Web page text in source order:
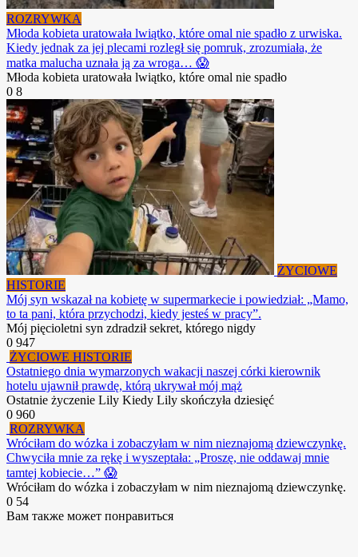
ROZRYWKA
Młoda kobieta uratowała lwiątko, które omal nie spadło z urwiska.
Kiedy jednak za jej plecami rozległ się pomruk, zrozumiała, że
matka malucha uznała ją za wroga… 😱
Młoda kobieta uratowała lwiątko, które omal nie spadło
0 8
ŻYCIOWE
HISTORIE
Mój syn wskazał na kobietę w supermarkecie i powiedział: „Mamo,
to ta pani, która przychodzi, kiedy jesteś w pracy”.
Mój pięcioletni syn zdradził sekret, którego nigdy
0 947
ŻYCIOWE HISTORIE
Ostatniego dnia wymarzonych wakacji naszej córki kierownik
hotelu ujawnił prawdę, którą ukrywał mój mąż
Ostatnie życzenie Lily Kiedy Lily skończyła dziesięć
0 960
ROZRYWKA
Wróciłam do wózka i zobaczyłam w nim nieznajomą dziewczynkę.
Chwyciła mnie za rękę i wyszeptała: „Proszę, nie oddawaj mnie
tamtej kobiecie…” 😱
Wróciłam do wózka i zobaczyłam w nim nieznajomą dziewczynkę.
0 54
Вам также может понравиться